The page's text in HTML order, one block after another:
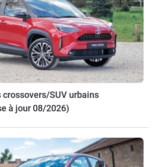
SUV urbains
à jour 08/2026)